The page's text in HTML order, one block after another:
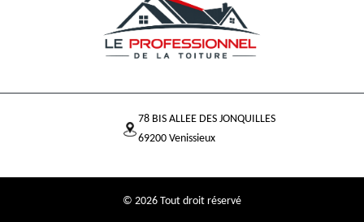
78 BIS ALLEE DES JONQUILLES
69200 Venissieux
© 2026 Tout droit réservé